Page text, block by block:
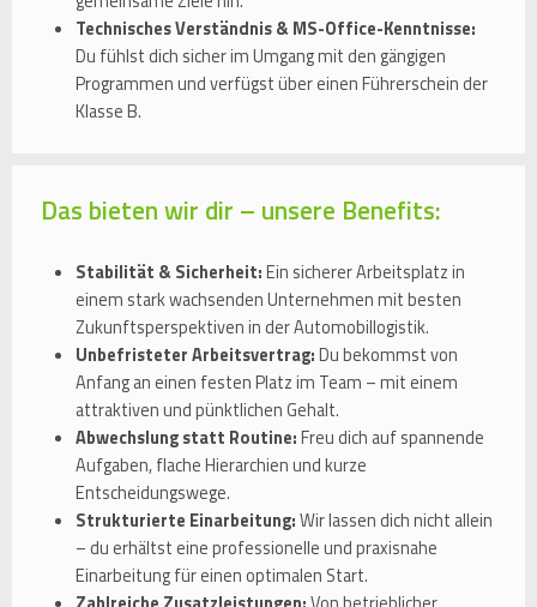
Technisches Verständnis & MS-Office-Kenntnisse:
Du fühlst dich sicher im Umgang mit den gängigen
Programmen und verfügst über einen Führerschein der
Klasse B.
Das bieten wir dir – unsere Benefits:
Stabilität & Sicherheit:Ein sicherer Arbeitsplatz in
einem stark wachsenden Unternehmen mit besten
Zukunftsperspektiven in der Automobillogistik.
Unbefristeter Arbeitsvertrag:Du bekommst von
Anfang an einen festen Platz im Team – mit einem
attraktiven und pünktlichen Gehalt.
Abwechslung statt Routine:Freu dich auf spannende
Aufgaben, flache Hierarchien und kurze
Entscheidungswege.
Strukturierte Einarbeitung:Wir lassen dich nicht allein
– du erhältst eine professionelle und praxisnahe
Einarbeitung für einen optimalen Start.